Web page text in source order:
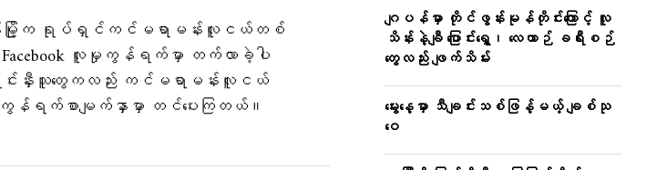
ြို့က ရုပ်ရှင်ကင်မရာမန်းလူငယ်တစ်
Facebook လူမှုကွန်ရက်မှာ တက်လာခဲ့ပါ
နှီးသူတွေကလည်း ကင်မရာမန်းလူငယ်
ရက်စာမျက်နှာမှာ တင်ပေးကြတယ်။
ဂျပန်မှာ တိုင်ဖွန်းမုန်တိုင်းကြောင့် လူ
သိန်းနဲ့ချီ ပြောင်းရွှေ့၊ လေယာဉ် ခရီးစဉ်
တွေလည်း ဖျက်သိမ်း
မွေးနေ့မှာ သီချင်းသစ်ဖြန့်မယ့် ချစ်သု
ဝေ